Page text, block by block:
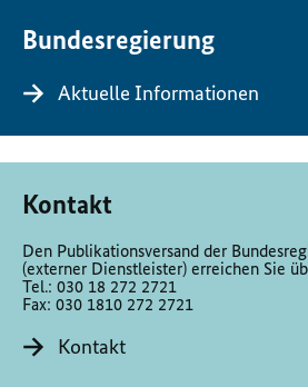
Bundesregierung
Aktuelle Informationen
Kontakt
Den Publikationsversand der
(externer Dienstleister) erreichen Sie
Tel.: 030 18 272 2721
Fax: 030 1810 272 2721
Kontakt